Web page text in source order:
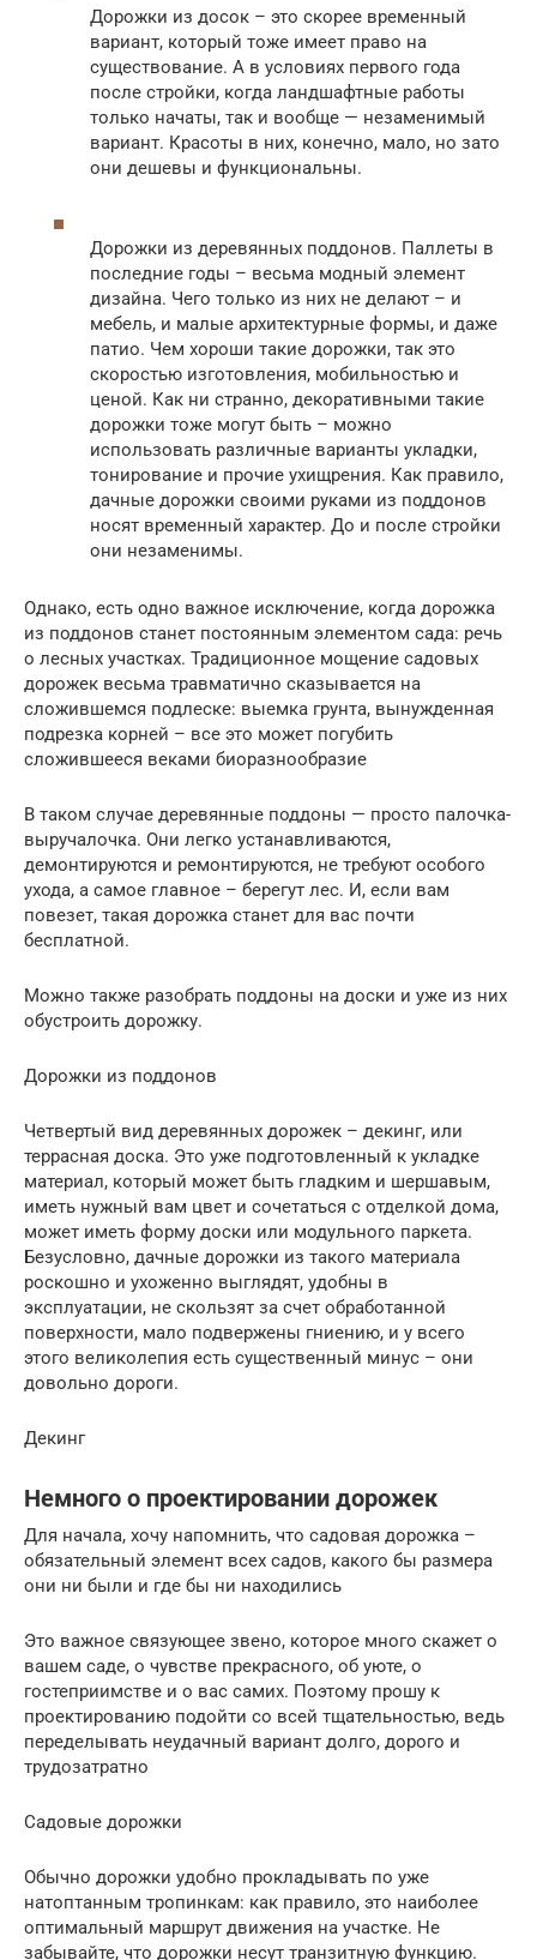
Дорожки из досок – это скорее временный
вариант, который тоже имеет право на
существование. А в условиях первого года
после стройки, когда ландшафтные работы
только начаты, так и вообще — незаменимый
вариант. Красоты в них, конечно, мало, но зато
они дешевы и функциональны.
Дорожки из деревянных поддонов. Паллеты в
последние годы – весьма модный элемент
дизайна. Чего только из них не делают – и
мебель, и малые архитектурные формы, и даже
патио. Чем хороши такие дорожки, так это
скоростью изготовления, мобильностью и
ценой. Как ни странно, декоративными такие
дорожки тоже могут быть – можно
использовать различные варианты укладки,
тонирование и прочие ухищрения. Как правило,
дачные дорожки своими руками из поддонов
носят временный характер. До и после стройки
они незаменимы.
Однако, есть одно важное исключение, когда дорожка
из поддонов станет постоянным элементом сада: речь
о лесных участках. Традиционное мощение садовых
дорожек весьма травматично сказывается на
сложившемся подлеске: выемка грунта, вынужденная
подрезка корней – все это может погубить
сложившееся веками биоразнообразие
В таком случае деревянные поддоны — просто палочка-
выручалочка. Они легко устанавливаются,
демонтируются и ремонтируются, не требуют особого
ухода, а самое главное – берегут лес. И, если вам
повезет, такая дорожка станет для вас почти
бесплатной.
Можно также разобрать поддоны на доски и уже из них
обустроить дорожку.
Дорожки из поддонов
Четвертый вид деревянных дорожек – декинг, или
террасная доска. Это уже подготовленный к укладке
материал, который может быть гладким и шершавым,
иметь нужный вам цвет и сочетаться с отделкой дома,
может иметь форму доски или модульного паркета.
Безусловно, дачные дорожки из такого материала
роскошно и ухоженно выглядят, удобны в
эксплуатации, не скользят за счет обработанной
поверхности, мало подвержены гниению, и у всего
этого великолепия есть существенный минус – они
довольно дороги.
Декинг
Немного о проектировании дорожек
Для начала, хочу напомнить, что садовая дорожка –
обязательный элемент всех садов, какого бы размера
они ни были и где бы ни находились
Это важное связующее звено, которое много скажет о
вашем саде, о чувстве прекрасного, об уюте, о
гостеприимстве и о вас самих. Поэтому прошу к
проектированию подойти со всей тщательностью, ведь
переделывать неудачный вариант долго, дорого и
трудозатратно
Садовые дорожки
Обычно дорожки удобно прокладывать по уже
натоптанным тропинкам: как правило, это наиболее
оптимальный маршрут движения на участке. Не
забывайте, что дорожки несут транзитную функцию.